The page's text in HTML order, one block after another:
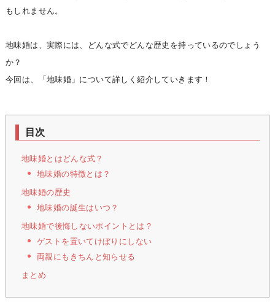
もしれません。
地味婚は、実際には、どんな式でどんな歴史を持っているのでしょう
か？
今回は、「地味婚」について詳しく紹介していきます！
目次
地味婚とはどんな式？
地味婚の特徴とは？
地味婚の歴史
地味婚の誕生はいつ？
地味婚で後悔しないポイントとは？
ゲストを置いてけぼりにしない
両親にもきちんと知らせる
まとめ